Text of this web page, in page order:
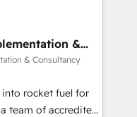
for
clients across Sales
Data Hub and
and ISO
standard •
built on
&
& Consultancy
rocket fuel for